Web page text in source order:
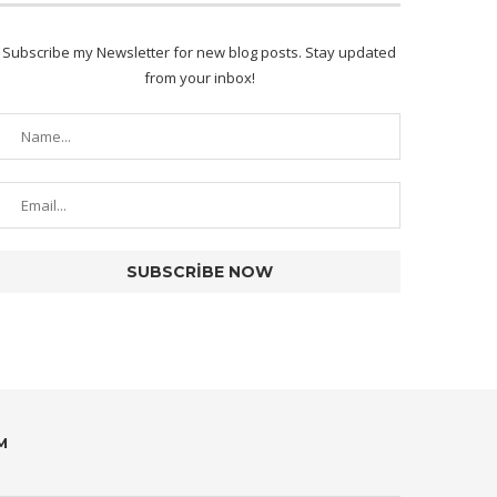
Subscribe my Newsletter for new blog posts. Stay updated
from your inbox!